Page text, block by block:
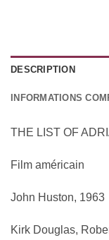
DESCRIPTION
INFORMATIONS
THE LIST OF
Fi lm américain
John Huston, 1963
Kirk Douglas,